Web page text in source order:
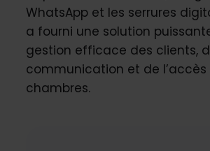
WhatsApp et les serrures
a fourni une solution
gestion efficace des clients,
communication et de l’accès
chambres.